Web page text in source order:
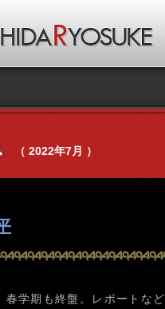
（ 2022年7月 ）
春学期も終盤。レポートな